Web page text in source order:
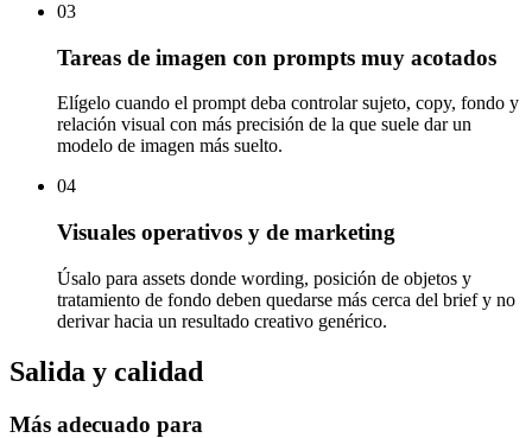
03
Tareas de imagen con prompts muy acotados
Elígelo cuando el prompt deba controlar sujeto, copy, fondo y
relación visual con más precisión de la que suele dar un
modelo de imagen más suelto.
04
Visuales operativos y de marketing
Úsalo para assets donde wording, posición de objetos y
tratamiento de fondo deben quedarse más cerca del brief y no
derivar hacia un resultado creativo genérico.
Salida y calidad
Más adecuado para